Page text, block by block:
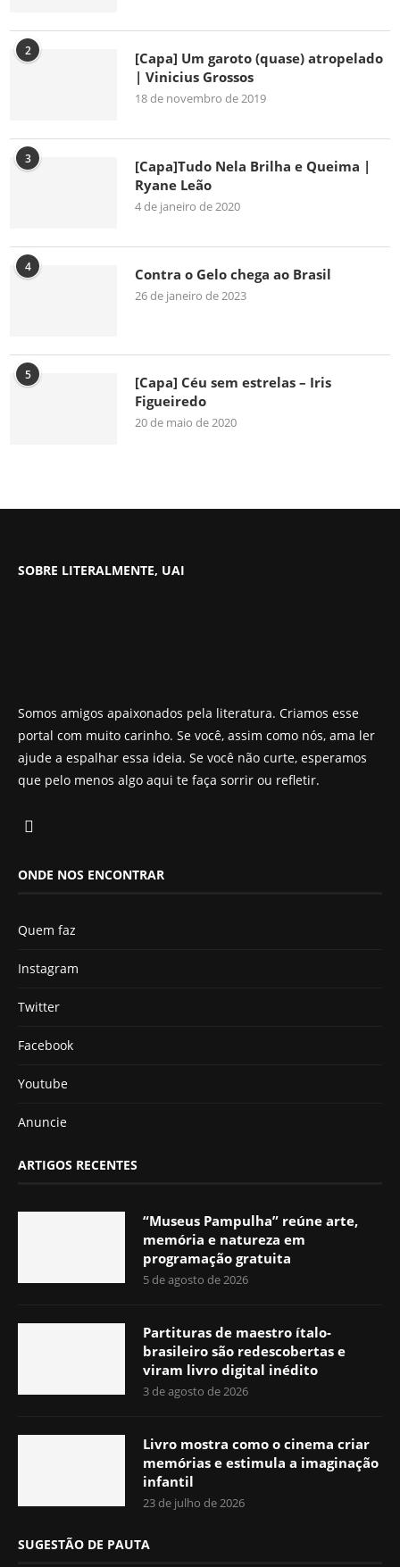
2
[Capa] Um garoto (quase) atropelado
| Vinicius Grossos
18 de novembro de 2019
3
[Capa]Tudo Nela Brilha e Queima |
Ryane Leão
4 de janeiro de 2020
4 Contra o Gelo chega ao Brasil
26 de janeiro de 2023
5
[Capa] Céu sem estrelas – Iris
Figueiredo
20 de maio de 2020
SOBRE LITERALMENTE, UAI
Somos amigos apaixonados pela literatura. Criamos esse
portal com muito carinho. Se você, assim como nós, ama ler
ajude a espalhar essa ideia. Se você não curte, esperamos
que pelo menos algo aqui te faça sorrir ou refletir.
ONDE NOS ENCONTRAR
Quem faz
Instagram
Twitter
Facebook
Youtube
Anuncie
ARTIGOS RECENTES
“Museus Pampulha” reúne arte,
memória e natureza em
programação gratuita
5 de agosto de 2026
Partituras de maestro ítalo-
brasileiro são redescobertas e
viram livro digital inédito
3 de agosto de 2026
Livro mostra como o cinema criar
memórias e estimula a imaginação
infantil
23 de julho de 2026
SUGESTÃO DE PAUTA